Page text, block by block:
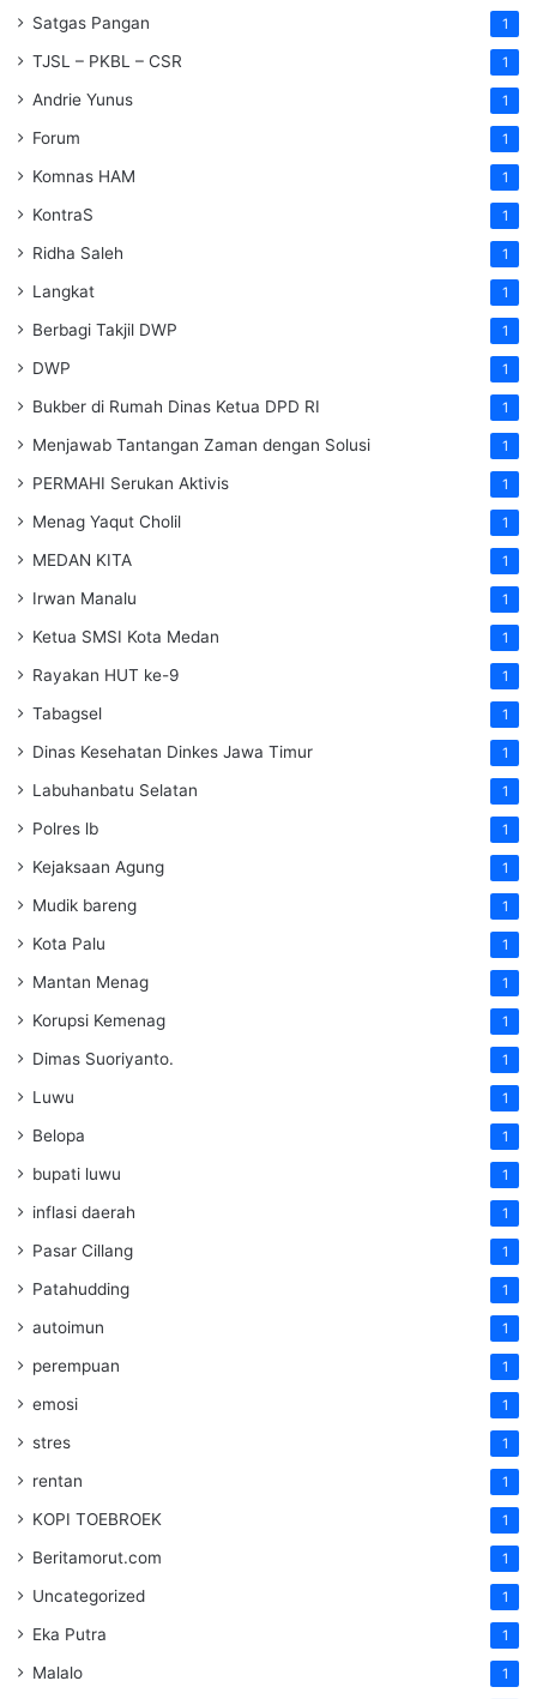
Satgas Pangan 1
TJSL – PKBL – CSR 1
Andrie Yunus 1
Forum 1
Komnas HAM 1
KontraS 1
Ridha Saleh 1
Langkat 1
Berbagi Takjil DWP 1
DWP 1
Bukber di Rumah Dinas Ketua DPD RI 1
Menjawab Tantangan Zaman dengan Solusi 1
PERMAHI Serukan Aktivis 1
Menag Yaqut Cholil 1
MEDAN KITA 1
Irwan Manalu 1
Ketua SMSI Kota Medan 1
Rayakan HUT ke-9 1
Tabagsel 1
Dinas Kesehatan Dinkes Jawa Timur 1
Labuhanbatu Selatan 1
Polres lb 1
Kejaksaan Agung 1
Mudik bareng 1
Kota Palu 1
Mantan Menag 1
Korupsi Kemenag 1
Dimas Suoriyanto. 1
Luwu 1
Belopa 1
bupati luwu 1
inflasi daerah 1
Pasar Cillang 1
Patahudding 1
autoimun 1
perempuan 1
emosi 1
stres 1
rentan 1
KOPI TOEBROEK 1
Beritamorut.com 1
Uncategorized 1
Eka Putra 1
Malalo 1